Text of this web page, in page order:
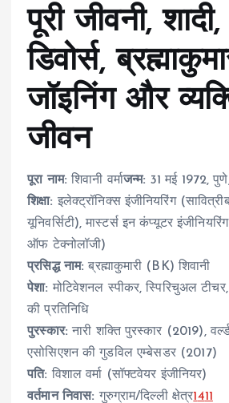
पूरी जीवनी,
डिवोर्स,
जॉइनिंग और
जीवन
पूरा नाम: शिवानी वर्माजन्म: 31 मई 1972, पुणे,
शिक्षा: इलेक्ट्रॉनिक्स इंजीनियरिंग
यूनिवर्सिटी), मास्टर्स इन कंप्यूटर
ऑफ टेक्नोलॉजी)
प्रसिद्ध नाम: ब्रह्माकुमारी (BK) शिवानी
पेशा: मोटिवेशनल स्पीकर, स्पिरिचुअल टीचर,
की प्रतिनिधि
पुरस्कार: नारी शक्ति पुरस्कार (2019),
एसोसिएशन की गुडविल एम्बेसडर (2017)
पति: विशाल वर्मा (सॉफ्टवेयर इंजीनियर)
वर्तमान निवास: गुरुग्राम/दिल्ली क्षेत्र1 411